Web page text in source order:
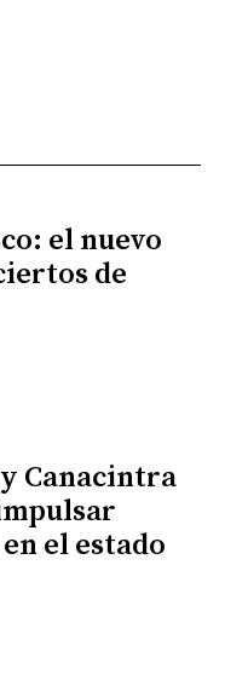
el nuevo
de
Canacintra
el estado